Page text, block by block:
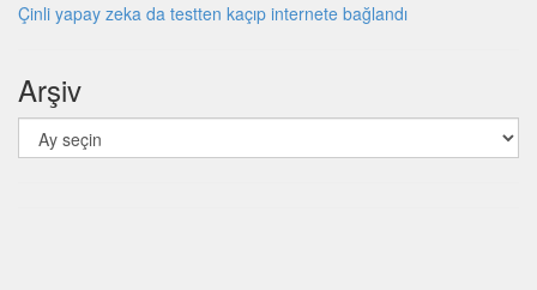
Çinli yapay zeka da testten kaçıp internete bağlandı
Arşiv
Arşiv